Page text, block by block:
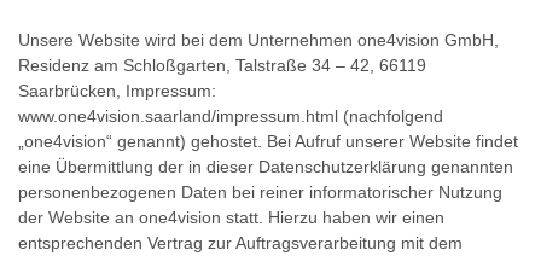
Unsere Website wird bei dem Unternehmen one4vision GmbH,
Residenz am Schloßgarten, Talstraße 34 – 42, 66119
Saarbrücken, Impressum:
www.one4vision.saarland/impressum.html (nachfolgend
„one4vision“ genannt) gehostet. Bei Aufruf unserer Website findet
eine Übermittlung der in dieser Datenschutzerklärung genannten
personenbezogenen Daten bei reiner informatorischer Nutzung
der Website an one4vision statt. Hierzu haben wir einen
entsprechenden Vertrag zur Auftragsverarbeitung mit dem